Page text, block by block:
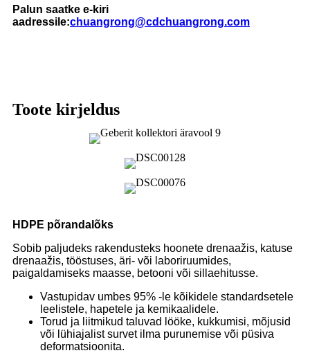
Palun saatke e-kiri
aadressile:chuangrong@cdchuangrong.com
Toote kirjeldus
HDPE põrandalõks
Sobib paljudeks rakendusteks hoonete drenaažis, katuse
drenaažis, tööstuses, äri- või laboriruumides,
paigaldamiseks maasse, betooni või sillaehitusse.
Vastupidav umbes 95% -le kõikidele standardsetele
leelistele, hapetele ja kemikaalidele.
Torud ja liitmikud taluvad lööke, kukkumisi, mõjusid
või lühiajalist survet ilma purunemise või püsiva
deformatsioonita.